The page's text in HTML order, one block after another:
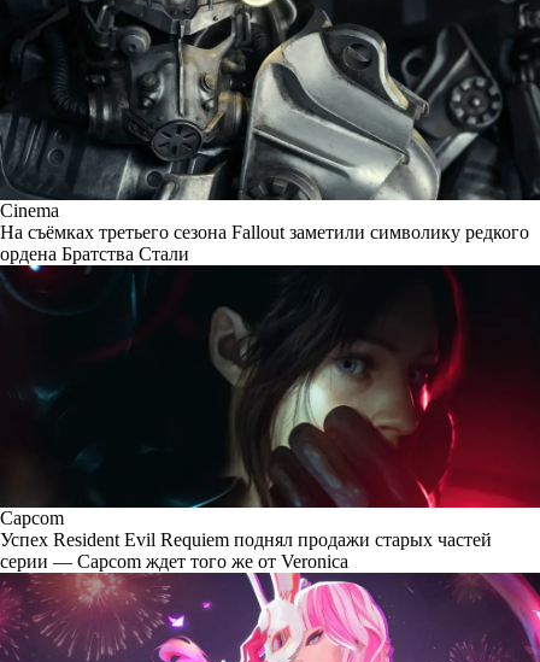
Cinema
На съёмках третьего сезона Fallout заметили символику редкого
ордена Братства Стали
Capcom
Успех Resident Evil Requiem поднял продажи старых частей
серии — Capcom ждет того же от Veronica